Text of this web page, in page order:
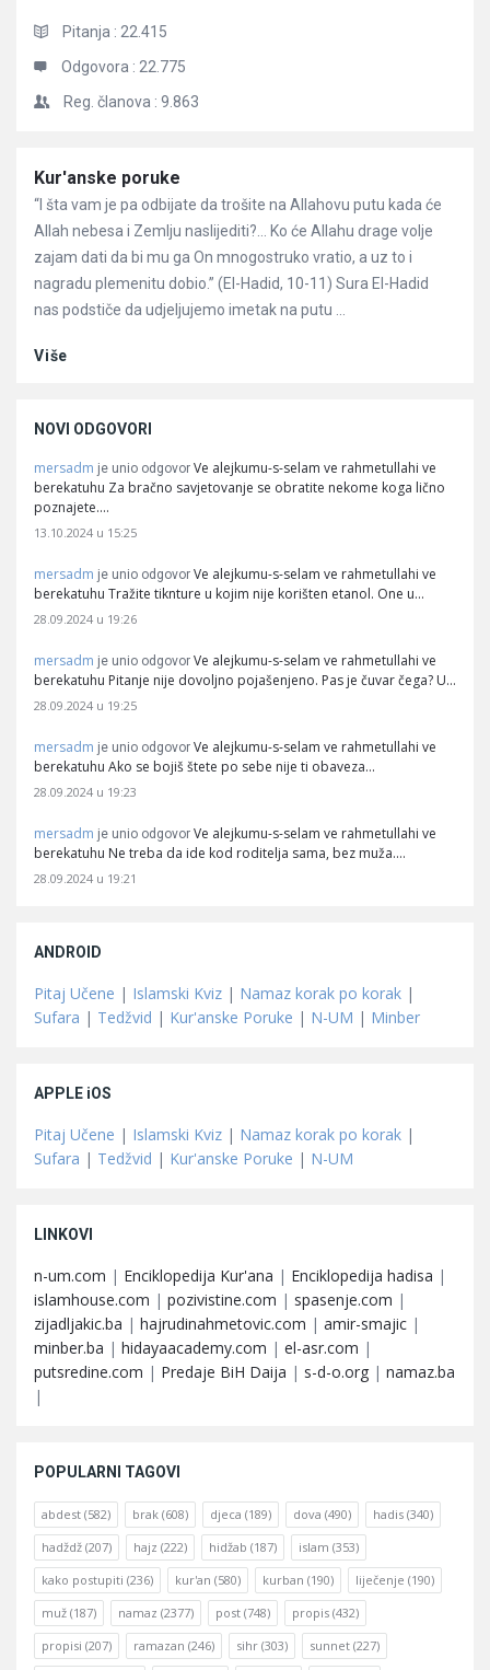
Pitanja : 22.415
Odgovora : 22.775
Reg. članova : 9.863
Članci
Kur'anske poruke
“I šta vam je pa odbijate da trošite na Allahovu putu kada će
Allah nebesa i Zemlju naslijediti?… Ko će Allahu drage volje
zajam dati da bi mu ga On mnogostruko vratio, a uz to i
nagradu plemenitu dobio.” (El-Hadid, 10-11) Sura El-Hadid
nas podstiče da udjeljujemo imetak na putu ...
Više
NOVI ODGOVORI
mersadm je unio odgovor Ve alejkumu-s-selam ve rahmetullahi ve
berekatuhu Za bračno savjetovanje se obratite nekome koga lično
poznajete.…
13.10.2024 u 15:25
mersadm je unio odgovor Ve alejkumu-s-selam ve rahmetullahi ve
berekatuhu Tražite tiknture u kojim nije korišten etanol. One u…
28.09.2024 u 19:26
mersadm je unio odgovor Ve alejkumu-s-selam ve rahmetullahi ve
berekatuhu Pitanje nije dovoljno pojašenjeno. Pas je čuvar čega? U…
28.09.2024 u 19:25
mersadm je unio odgovor Ve alejkumu-s-selam ve rahmetullahi ve
berekatuhu Ako se bojiš štete po sebe nije ti obaveza…
28.09.2024 u 19:23
mersadm je unio odgovor Ve alejkumu-s-selam ve rahmetullahi ve
berekatuhu Ne treba da ide kod roditelja sama, bez muža.…
28.09.2024 u 19:21
ANDROID
Pitaj Učene | Islamski Kviz | Namaz korak po korak |
Sufara | Tedžvid | Kur'anske Poruke | N-UM | Minber
APPLE iOS
Pitaj Učene | Islamski Kviz | Namaz korak po korak |
Sufara | Tedžvid | Kur'anske Poruke | N-UM
LINKOVI
n-um.com | Enciklopedija Kur'ana | Enciklopedija hadisa |
islamhouse.com | pozivistine.com | spasenje.com |
zijadljakic.ba | hajrudinahmetovic.com | amir-smajic |
minber.ba | hidayaacademy.com | el-asr.com |
putsredine.com | Predaje BiH Daija | s-d-o.org | namaz.ba
|
POPULARNI TAGOVI
abdest (582) brak (608) djeca (189) dova (490) hadis (340)
hadždž (207) hajz (222) hidžab (187) islam (353)
kako postupiti (236) kur'an (580) kurban (190) liječenje (190)
muž (187) namaz (2377) post (748) propis (432)
propisi (207) ramazan (246) sihr (303) sunnet (227)